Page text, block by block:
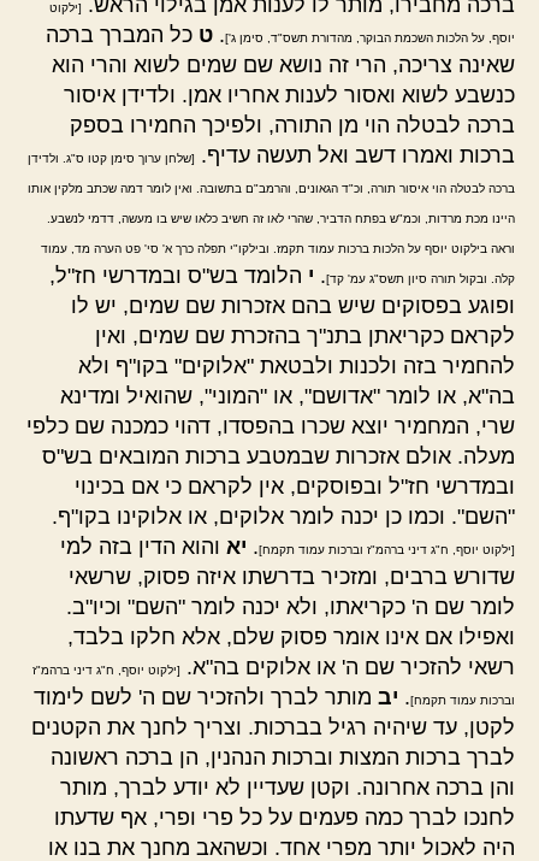
[ילקוט
יוסף, על הלכות השכמת הבוקר, מהדורת תשס"ד, סימן ג']. ט כל המברך ברכה
שאינה צריכה, הרי זה נושא שם שמים לשוא והרי הוא
כנשבע לשוא ואסור לענות אחריו אמן. ולדידן איסור
ברכה לבטלה הוי מן התורה, ולפיכך החמירו בספק
ברכות ואמרו דשב ואל תעשה עדיף.
[שלחן ערוך סימן קטו ס"ג. ולדידן
ברכה לבטלה הוי איסור תורה, וכ"ד הגאונים, והרמב"ם בתשובה. ואין לומר דמה שכתב מלקין אותו
היינו מכת מרדות, וכמ"ש בפתח הדביר, שהרי לאו זה חשיב כלאו שיש בו מעשה, דדמי לנשבע.
וראה בילקוט יוסף על הלכות ברכות עמוד תקמז. ובילקו"י תפלה כרך א' סי' פט הערה מד, עמוד
קלה. ובקול תורה סיון תשס"ג עמ' קד]. י הלומד בש"ס ובמדרשי חז"ל,
ופוגע בפסוקים שיש בהם אזכרות שם שמים, יש לו
לקראם כקריאתן בתנ"ך בהזכרת שם שמים, ואין
להחמיר בזה ולכנות ולבטאת "אלוקים" בקו"ף ולא
בה"א, או לומר "אדושם", או "המוני", שהואיל ומדינא
שרי, המחמיר יוצא שכרו בהפסדו, דהוי כמכנה שם כלפי
מעלה. אולם אזכרות שבמטבע ברכות המובאים בש"ס
ובמדרשי חז"ל ובפוסקים, אין לקראם כי אם בכינוי
"השם". וכמו כן יכנה לומר אלוקים, או אלוקינו בקו"ף.
[ילקוט יוסף, ח"ג דיני ברהמ"ז וברכות עמוד תקמח]. יא והוא הדין בזה למי
שדורש ברבים, ומזכיר בדרשתו איזה פסוק, שרשאי
לומר שם ה' כקריאתו, ולא יכנה לומר "השם" וכיו"ב.
ואפילו אם אינו אומר פסוק שלם, אלא חלקו בלבד,
רשאי להזכיר שם ה' או אלוקים בה"א.
[ילקוט יוסף, ח"ג דיני ברהמ"ז
וברכות עמוד תקמח]. יב מותר לברך ולהזכיר שם ה' לשם לימוד
לקטן, עד שיהיה רגיל בברכות. וצריך לחנך את הקטנים
לברך ברכות המצות וברכות הנהנין, הן ברכה ראשונה
והן ברכה אחרונה. וקטן שעדיין לא יודע לברך, מותר
לחנכו לברך כמה פעמים על כל פרי ופרי, אף שדעתו
היה לאכול יותר מפרי אחד. וכשהאב מחנך את בנו או